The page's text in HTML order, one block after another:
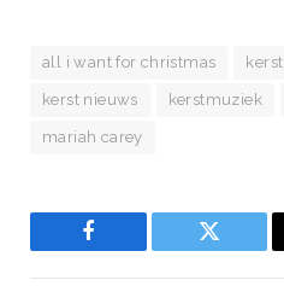
all i want for christmas kerst
kerst nieuws kerstmuziek
mariah carey
Facebook Twitter